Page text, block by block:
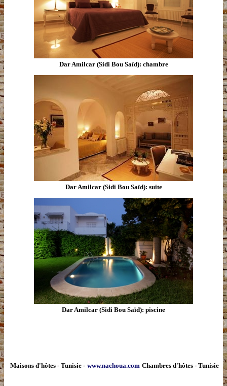
Dar Amilcar (Sidi Bou Saïd): chambre
Dar Amilcar (Sidi Bou Saïd): suite
Dar Amilcar (Sidi Bou Saïd): piscine
Maisons d'hôtes - Tunisie - www.nachoua.com Chambres d'hôtes - Tunisie